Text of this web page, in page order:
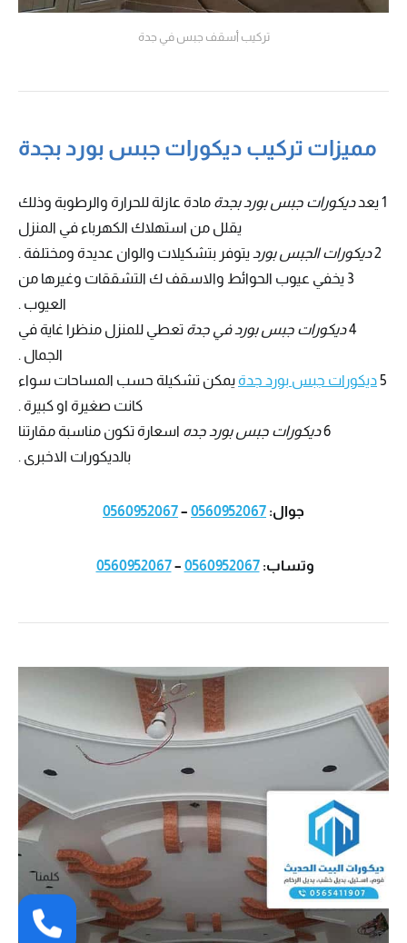
تركيب أسقف جبس في جدة
مميزات تركيب ديكورات جبس بورد بجدة
1 يعد ديكورات جبس بورد بجدة مادة عازلة للحرارة والرطوبة وذلك
يقلل من استهلاك الكهرباء في المنزل
2ديكورات الجبس بورد يتوفر بتشكيلات والوان عديدة ومختلفة .
3 يخفي عيوب الحوائط والاسقف ك التشققات وغيرها من
العيوب .
4ديكورات جبس بورد في جدة تعطي للمنزل منظرا غاية في
الجمال .
5ديكورات جبس بورد جدة يمكن تشكيلة حسب المساحات سواء
كانت صغيرة او كبيرة .
6ديكورات جبس بورد جده اسعارة تكون مناسبة مقارتنا
بالديكورات الاخبرى .
جوال: 0560952067
–
0560952067
وتساب:0560952067
–
0560952067
كلمنا